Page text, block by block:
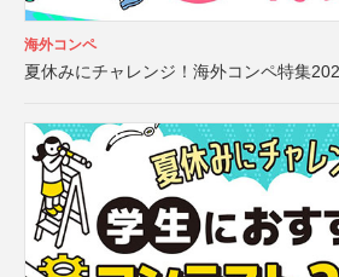
海外コンペ
夏休みにチャレンジ！海外コンペ特集